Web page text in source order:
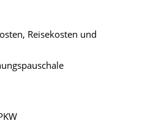
Reisekosten und